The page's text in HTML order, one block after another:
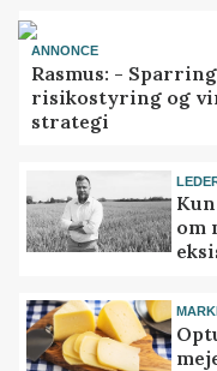
ANNONCE
Rasmus: -
risikostyring og
strategi
om